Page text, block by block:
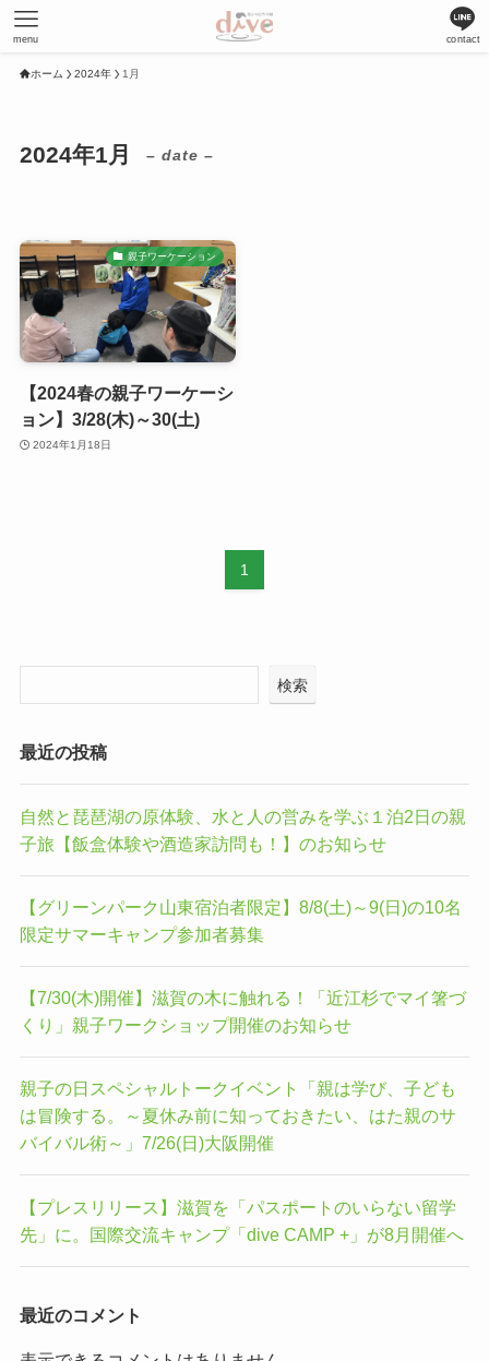
contact
menu
ホーム 2024年 1月
2024年1月 – date –
親子ワーケーション
【2024春の親子ワーケーシ
ョン】3/28(木)～30(土)
2024年1月18日
1
検索
最近の投稿
自然と琵琶湖の原体験、水と人の営みを学ぶ１泊2日の親
子旅【飯盒体験や酒造家訪問も！】のお知らせ
【グリーンパーク山東宿泊者限定】8/8(土)～9(日)の10名
限定サマーキャンプ参加者募集
【7/30(木)開催】滋賀の木に触れる！「近江杉でマイ箸づ
くり」親子ワークショップ開催のお知らせ
親子の日スペシャルトークイベント「親は学び、子ども
は冒険する。～夏休み前に知っておきたい、はた親のサ
バイバル術～」7/26(日)大阪開催
【プレスリリース】滋賀を「パスポートのいらない留学
先」に。国際交流キャンプ「dive CAMP +」が8月開催へ
最近のコメント